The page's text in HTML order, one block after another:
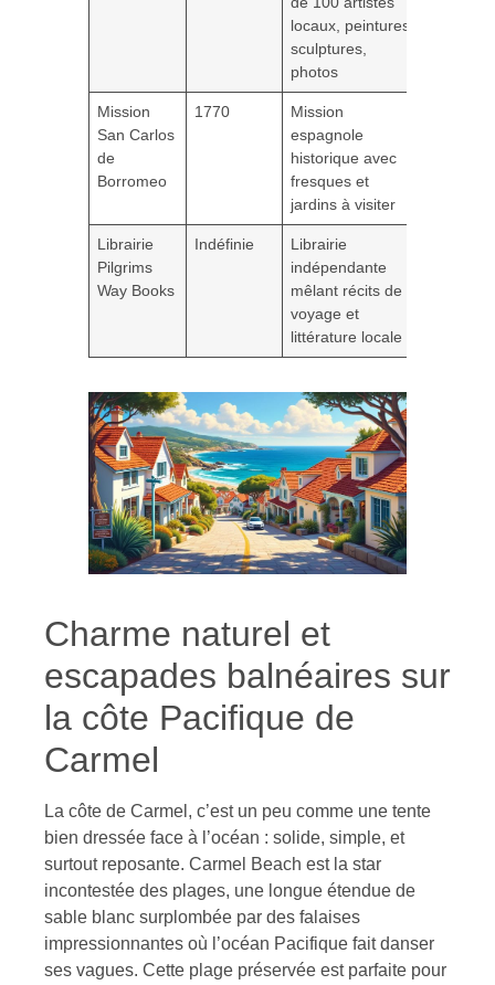
locaux, peintures,
sculptures,
photos
Mission
San Carlos
de
Borromeo
1770
Mission
espagnole
historique avec
fresques et
jardins à visiter
Librairie
Pilgrims
Way Books
Indéfinie
Librairie
indépendante
mêlant récits de
voyage et
littérature locale
Charme naturel et
escapades balnéaires sur
la côte Pacifique de
Carmel
La côte de Carmel, c’est un peu comme une tente
bien dressée face à l’océan : solide, simple, et
surtout reposante. Carmel Beach est la star
incontestée des plages, une longue étendue de
sable blanc surplombée par des falaises
impressionnantes où l’océan Pacifique fait danser
ses vagues. Cette plage préservée est parfaite pour